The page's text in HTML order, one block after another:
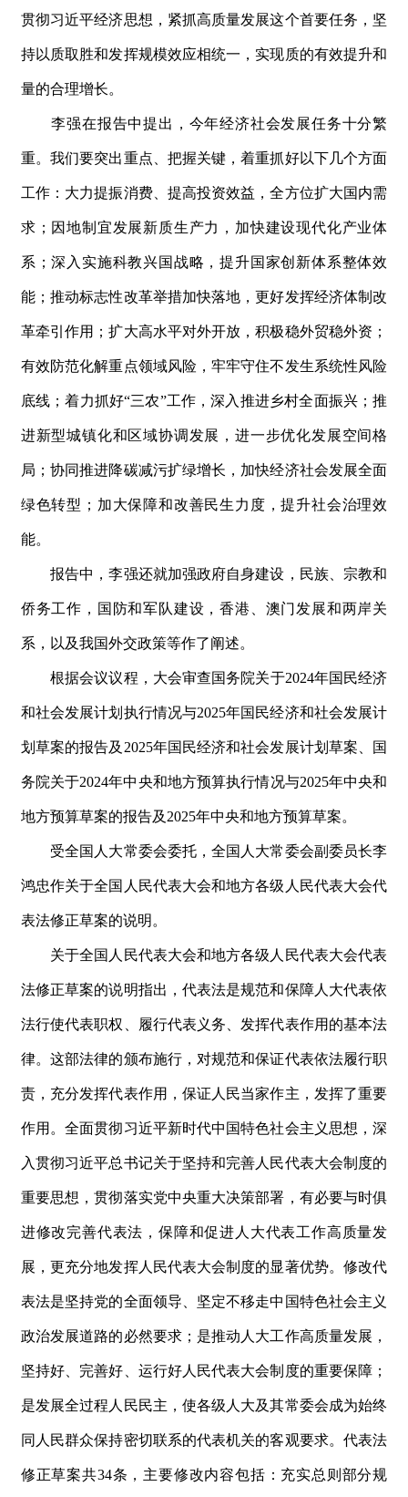
贯彻习近平经济思想，紧抓高质量发展这个首要任务，坚
持以质取胜和发挥规模效应相统一，实现质的有效提升和
量的合理增长。
李强在报告中提出，今年经济社会发展任务十分繁
重。我们要突出重点、把握关键，着重抓好以下几个方面
工作：大力提振消费、提高投资效益，全方位扩大国内需
求；因地制宜发展新质生产力，加快建设现代化产业体
系；深入实施科教兴国战略，提升国家创新体系整体效
能；推动标志性改革举措加快落地，更好发挥经济体制改
革牵引作用；扩大高水平对外开放，积极稳外贸稳外资；
有效防范化解重点领域风险，牢牢守住不发生系统性风险
底线；着力抓好“三农”工作，深入推进乡村全面振兴；推
进新型城镇化和区域协调发展，进一步优化发展空间格
局；协同推进降碳减污扩绿增长，加快经济社会发展全面
绿色转型；加大保障和改善民生力度，提升社会治理效
能。
报告中，李强还就加强政府自身建设，民族、宗教和
侨务工作，国防和军队建设，香港、澳门发展和两岸关
系，以及我国外交政策等作了阐述。
根据会议议程，大会审查国务院关于2024年国民经济
和社会发展计划执行情况与2025年国民经济和社会发展计
划草案的报告及 2025年国民经济和社会发展计划草案、国
务院关于2024年中央和地方预算执行情况与2025年中央和
地方预算草案的报告及 2025年中央和地方预算草案。
受全国人大常委会委托，全国人大常委会副委员长李
鸿忠作关于全国人民代表大会和地方各级人民代表大会代
表法修正草案的说明。
关于全国人民代表大会和地方各级人民代表大会代表
法修正草案的说明指出，代表法是规范和保障人大代表依
法行使代表职权、履行代表义务、发挥代表作用的基本法
律。这部法律的颁布施行，对规范和保证代表依法履行职
责，充分发挥代表作用，保证人民当家作主，发挥了重要
作用。全面贯彻习近平新时代中国特色社会主义思想，深
入贯彻习近平总书记关于坚持和完善人民代表大会制度的
重要思想，贯彻落实党中央重大决策部署，有必要与时俱
进修改完善代表法，保障和促进人大代表工作高质量发
展，更充分地发挥人民代表大会制度的显著优势。修改代
表法是坚持党的全面领导、坚定不移走中国特色社会主义
政治发展道路的必然要求；是推动人大工作高质量发展，
坚持好、完善好、运行好人民代表大会制度的重要保障；
是发展全过程人民民主，使各级人大及其常委会成为始终
同人民群众保持密切联系的代表机关的客观要求。代表法
修正草案共34条，主要修改内容包括：充实总则部分规